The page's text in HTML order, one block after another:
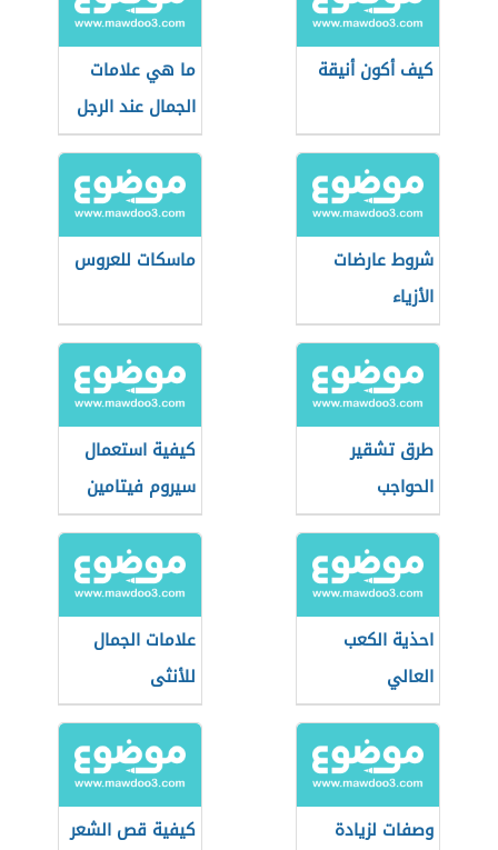
كيف أكون أنيقة
ما هي علامات
الجمال عند الرجل
شروط عارضات
الأزياء
ماسكات للعروس
طرق تشقير
الحواجب
كيفية استعمال
سيروم فيتامين
سي
احذية الكعب
العالي
علامات الجمال
للأنثى
وصفات لزيادة
كيفية قص الشعر